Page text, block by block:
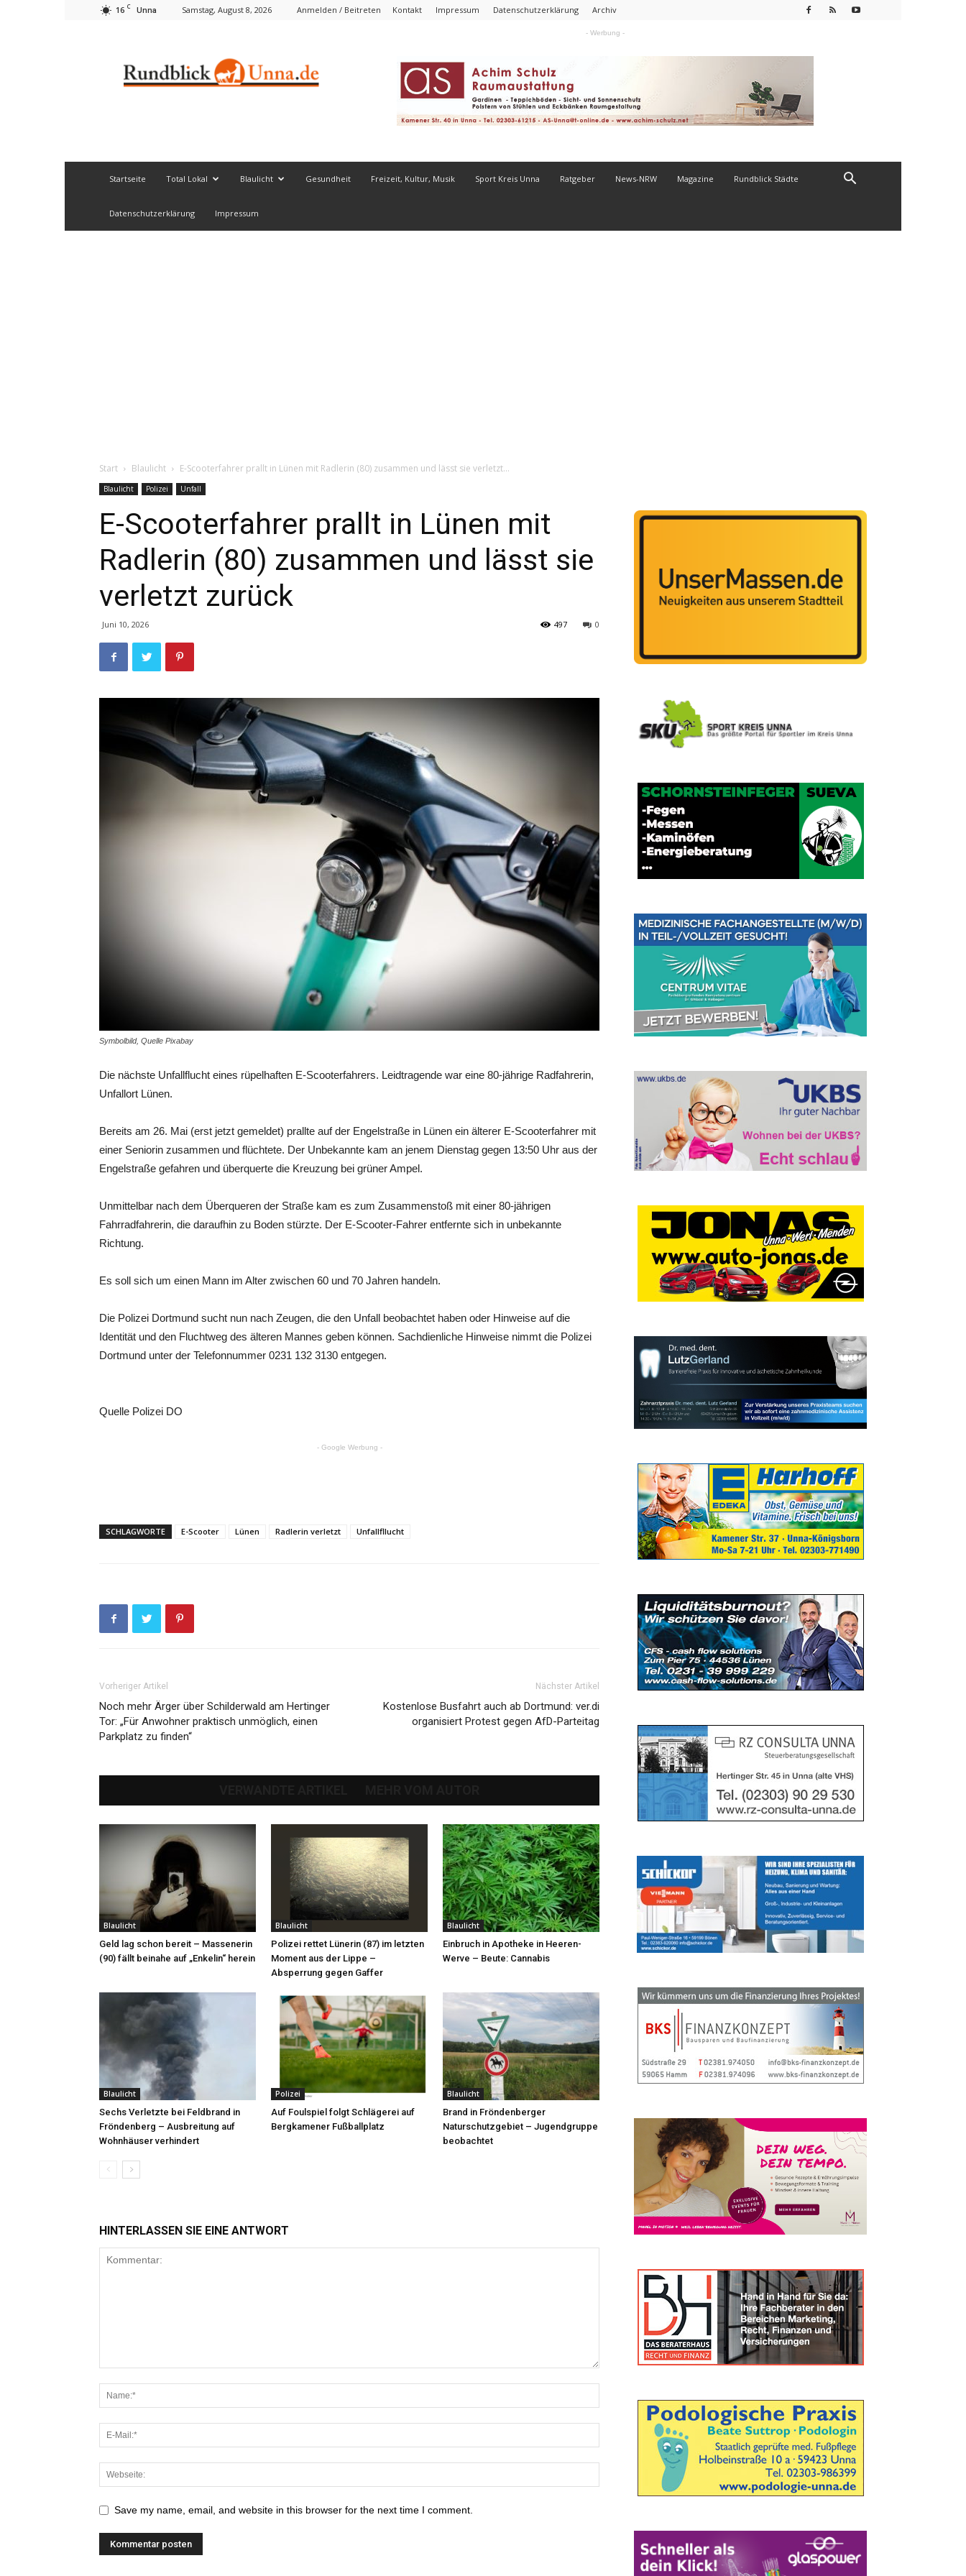
16 C Unna Samstag, August 8, 2026 Anmelden / Beitreten Kontakt Impressum Datenschutzerklärung Archiv
- Werbung -
Startseite Total Lokal Blaulicht Gesundheit Freizeit, Kultur, Musik Sport Kreis Unna Ratgeber News-NRW Magazine Rundblick Städte
Datenschutzerklärung Impressum
Start Blaulicht E-Scooterfahrer prallt in Lünen mit Radlerin (80) zusammen und lässt sie verletzt...
Blaulicht Polizei Unfall
E-Scooterfahrer prallt in Lünen mit
Radlerin (80) zusammen und lässt sie
verletzt zurück
Juni 10, 2026 0
497
Symbolbild, Quelle Pixabay
Die nächste Unfallflucht eines rüpelhaften E-Scooterfahrers. Leidtragende war eine 80-jährige Radfahrerin,
Unfallort Lünen.
Bereits am 26. Mai (erst jetzt gemeldet) prallte auf der Engelstraße in Lünen ein älterer E-Scooterfahrer mit
einer Seniorin zusammen und flüchtete. Der Unbekannte kam an jenem Dienstag gegen 13:50 Uhr aus der
Engelstraße gefahren und überquerte die Kreuzung bei grüner Ampel.
Unmittelbar nach dem Überqueren der Straße kam es zum Zusammenstoß mit einer 80-jährigen
Fahrradfahrerin, die daraufhin zu Boden stürzte. Der E-Scooter-Fahrer entfernte sich in unbekannte
Richtung.
Es soll sich um einen Mann im Alter zwischen 60 und 70 Jahren handeln.
Die Polizei Dortmund sucht nun nach Zeugen, die den Unfall beobachtet haben oder Hinweise auf die
Identität und den Fluchtweg des älteren Mannes geben können. Sachdienliche Hinweise nimmt die Polizei
Dortmund unter der Telefonnummer 0231 132 3130 entgegen.
Quelle Polizei DO
- Google Werbung -
SCHLAGWORTE E-Scooter Lünen Radlerin verletzt Unfallfllucht
Vorheriger Artikel
Noch mehr Ärger über Schilderwald am Hertinger
Tor: „Für Anwohner praktisch unmöglich, einen
Parkplatz zu finden“
Nächster Artikel
Kostenlose Busfahrt auch ab Dortmund: ver.di
organisiert Protest gegen AfD-Parteitag
Blaulicht
Geld lag schon bereit – Massenerin
(90) fällt beinahe auf „Enkelin“ herein
Blaulicht
Polizei rettet Lünerin (87) im letzten
Moment aus der Lippe –
Absperrung gegen Gaffer
Blaulicht
Einbruch in Apotheke in Heeren-
Werve – Beute: Cannabis
Blaulicht
Sechs Verletzte bei Feldbrand in
Fröndenberg – Ausbreitung auf
Wohnhäuser verhindert
Polizei
Auf Foulspiel folgt Schlägerei auf
Bergkamener Fußballplatz
Blaulicht
Brand in Fröndenberger
Naturschutzgebiet – Jugendgruppe
beobachtet
HINTERLASSEN SIE EINE ANTWORT
Save my name, email, and website in this browser for the next time I comment.